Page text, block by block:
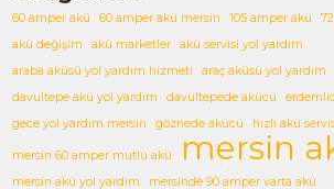
60 amper akü 60 amper akü mersin 105 amper akü
akü değişim
akü marketler
akü servisi yol yardım
araba aküsü yol yardım hizmeti
araç aküsü yol yardım
davultepe akü yol yardım
davultepede akücü
gece yol yardım mersin
göznede akücü hızlı akü
mersin 60 amper mutlu akü mersin
mersin akü yol yardım mersinde 90 amper varta akü